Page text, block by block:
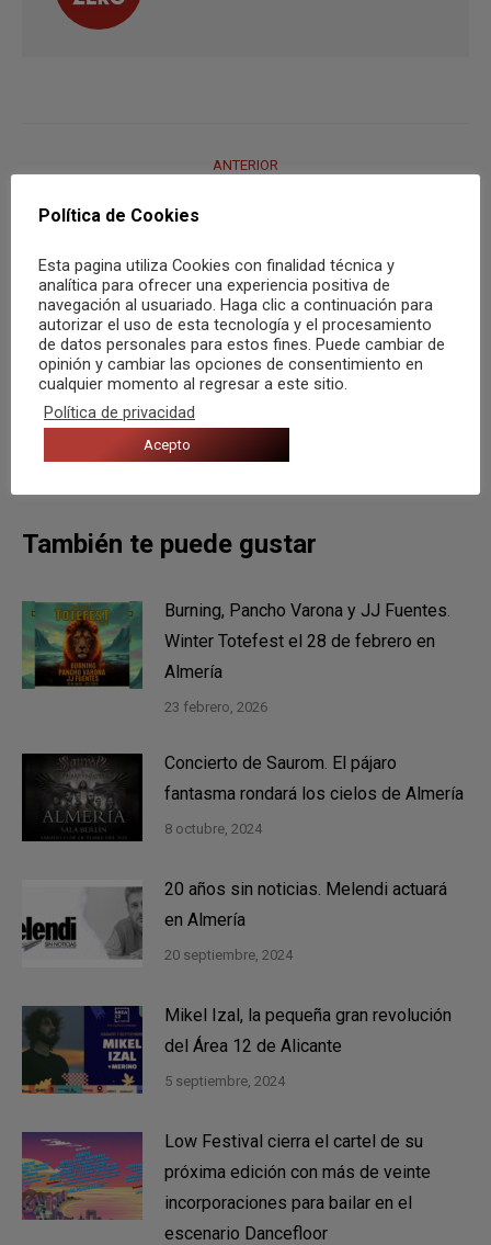
ANTERIOR
SIGUIENTE
Publicación
‘A un metro y medio de ti’, el nuevo tema de
Ladilla Rusa: una historia de amor en plena
pandemia al más puro estilo de rumba
bakala
También te puede gustar
Burning, Pancho Varona y JJ Fuentes.
Winter Totefest el 28 de febrero en
Almería
23 febrero, 2026
Concierto de Saurom. El pájaro
fantasma rondará los cielos de Almería
8 octubre, 2024
20 años sin noticias. Melendi actuará
en Almería
20 septiembre, 2024
Mikel Izal, la pequeña gran revolución
del Área 12 de Alicante
5 septiembre, 2024
Low Festival cierra el cartel de su
próxima edición con más de veinte
incorporaciones para bailar en el
escenario Dancefloor
Política de Cookies
Esta pagina utiliza Cookies con finalidad técnica y
analítica para ofrecer una experiencia positiva de
navegación al usuariado. Haga clic a continuación para
autorizar el uso de esta tecnología y el procesamiento
de datos personales para estos fines. Puede cambiar de
opinión y cambiar las opciones de consentimiento en
cualquier momento al regresar a este sitio.
Política de privacidad
Acepto